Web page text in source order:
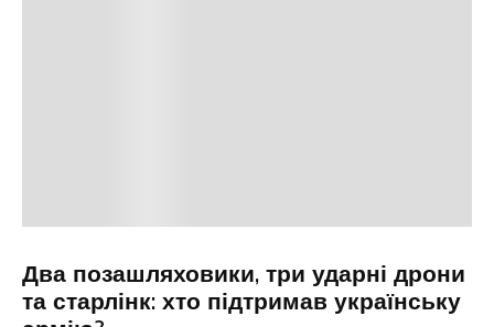
Два позашляховики, три ударні дрони
та старлінк: хто підтримав українську